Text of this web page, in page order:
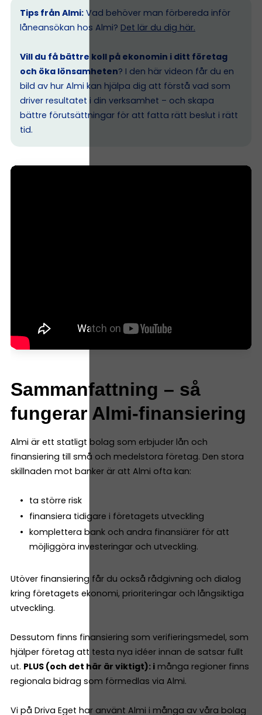
Tips från Almi: Vad behöver man förbereda inför
låneansökan hos Almi? Det lär du dig här.
Vill du få bättre koll på ekonomin i ditt företag
och öka lönsamheten? I den här videon får du en
bild av hur Almi kan hjälpa dig att förstå vad som
driver resultatet i din verksamhet – och skapa
bättre förutsättningar för att fatta rätt beslut i rätt
tid.
Sammanfattning – så
fungerar Almi-finansiering
Almi är ett statligt bolag som erbjuder lån och
finansiering till små och medelstora företag. Den stora
skillnaden mot banker är att Almi ofta kan:
ta större risk
finansiera tidigare i företagets utveckling
komplettera bank och andra finansiärer för att
möjliggöra investeringar och utveckling.
Utöver finansiering får du också rådgivning och dialog
kring företagets ekonomi, prioriteringar och långsiktiga
utveckling.
Dessutom finns finansiering som verifieringsmedel, som
hjälper företag att testa nya idéer innan de satsar fullt
ut. PLUS (och det här är viktigt): i många regioner finns
regionala bidrag som förmedlas via Almi.
Vi på Driva Eget har använt Almi i många av våra bolag